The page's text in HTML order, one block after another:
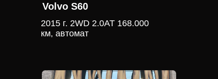
2015 г. 2WD 2.0АТ 168.000
км, автомат
Volvo S60